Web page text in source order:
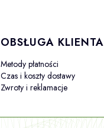
OBSŁUGA KLIENTA
Metody płatności
Czas i koszty dostawy
Zwroty i reklamacje